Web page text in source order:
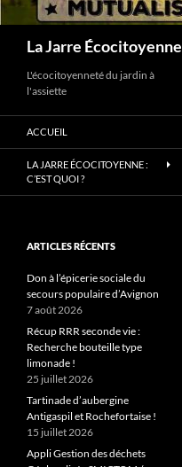
La Jarre Écocitoyenne
L'écocitoyenneté du jardin à
l'assiette
ACCUEIL
LA JARRE ÉCOCITOYENNE :
C’EST QUOI ?
ARTICLES RÉCENTS
Don à l’épicerie sociale du
secours populaire d’Avignon
7 août 2026
Récup RRR seconde vie :
Recherche bouteille type
limonade !
25 juillet 2026
Tartinade d’aubergine
Antigaspil et Rochefortaise !
15 juillet 2026
Appli Gestion des déchets